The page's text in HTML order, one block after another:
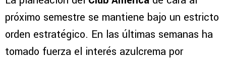
próximo semestre se mantiene bajo un estricto
orden estratégico. En las últimas semanas ha
tomado fuerza el interés azulcrema por